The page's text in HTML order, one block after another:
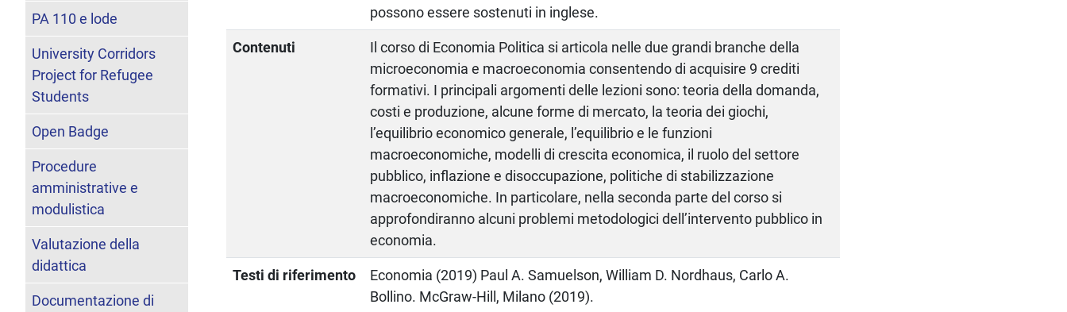
possono essere sostenuti in inglese.
Contenuti
Il corso di Economia Politica si articola nelle due grandi branche della
microeconomia e macroeconomia consentendo di acquisire 9 crediti
formativi. I principali argomenti delle lezioni sono: teoria della domanda,
costi e produzione, alcune forme di mercato, la teoria dei giochi,
l’equilibrio economico generale, l’equilibrio e le funzioni
macroeconomiche, modelli di crescita economica, il ruolo del settore
pubblico, inflazione e disoccupazione, politiche di stabilizzazione
macroeconomiche. In particolare, nella seconda parte del corso si
approfondiranno alcuni problemi metodologici dell’intervento pubblico in
economia.
Testi di riferimento
Economia (2019) Paul A. Samuelson, William D. Nordhaus, Carlo A.
Bollino. McGraw-Hill, Milano (2019).
PA 110 e lode
University Corridors
Project for Refugee
Students
Open Badge
Procedure
amministrative e
modulistica
Valutazione della
didattica
Documentazione di